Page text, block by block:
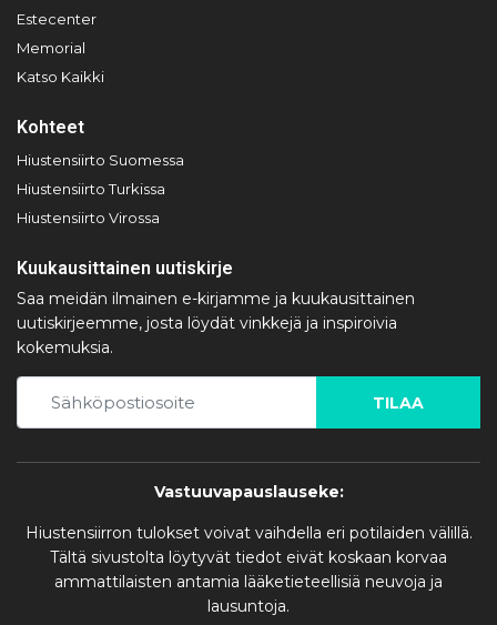
Estecenter
Memorial
Katso Kaikki
Kohteet
Hiustensiirto Suomessa
Hiustensiirto Turkissa
Hiustensiirto Virossa
Kuukausittainen uutiskirje
Saa meidän ilmainen e-kirjamme ja kuukausittainen
uutiskirjeemme, josta löydät vinkkejä ja inspiroivia
kokemuksia.
TILAA
Vastuuvapauslauseke:
Hiustensiirron tulokset voivat vaihdella eri potilaiden välillä.
Tältä sivustolta löytyvät tiedot eivät koskaan korvaa
ammattilaisten antamia lääketieteellisiä neuvoja ja
lausuntoja.